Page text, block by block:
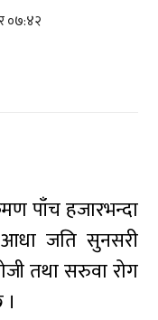
०७:४२
पाँच हजारभन्दा
जति सुनसरी
तथा सरुवा रोग